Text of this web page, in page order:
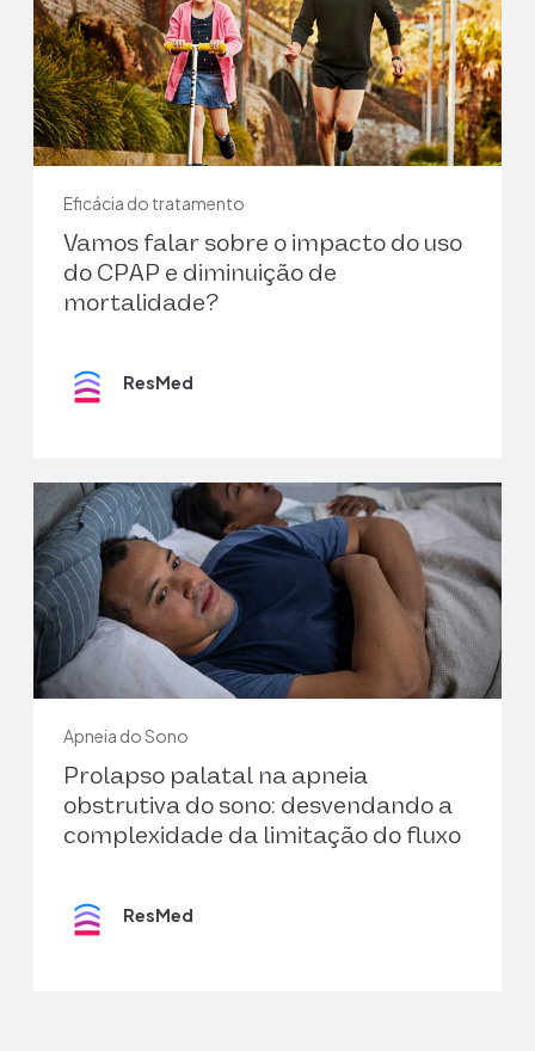
Eficácia do tratamento
Vamos falar sobre o impacto do uso
do CPAP e diminuição de
mortalidade?
ResMed
Apneia do Sono
Prolapso palatal na apneia
obstrutiva do sono: desvendando a
complexidade da limitação do fluxo
ResMed